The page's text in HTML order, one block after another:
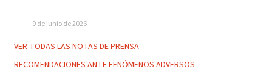
9 de junio de 2026
VER TODAS LAS NOTAS DE PRENSA
RECOMENDACIONES ANTE FENÓMENOS ADVERSOS